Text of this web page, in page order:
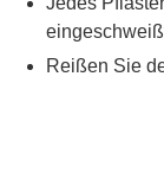
Reißen Sie